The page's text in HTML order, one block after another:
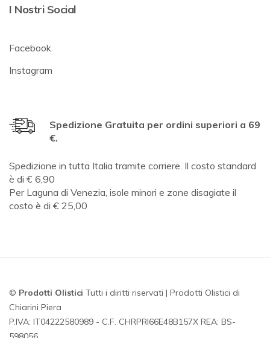
I Nostri Social
Facebook
Instagram
Spedizione Gratuita per ordini superiori a 69
€.
Spedizione in tutta Italia tramite corriere. Il costo standard
è di € 6,90
Per Laguna di Venezia, isole minori e zone disagiate il
costo è di € 25,00
© Prodotti Olistici Tutti i diritti riservati | Prodotti Olistici di
Chiarini Piera
P.IVA: IT04222580989 - C.F. CHRPRI66E48B157X REA: BS-